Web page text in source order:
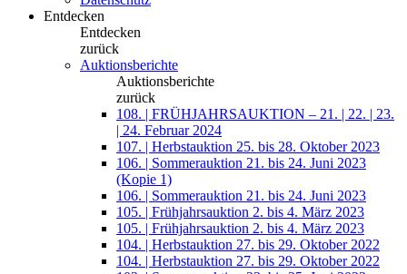
Entdecken
Entdecken
zurück
Auktionsberichte
Auktionsberichte
zurück
108. | FRÜHJAHRSAUKTION – 21. | 22. | 23.
| 24. Februar 2024
107. | Herbstauktion 25. bis 28. Oktober 2023
106. | Sommerauktion 21. bis 24. Juni 2023
(Kopie 1)
106. | Sommerauktion 21. bis 24. Juni 2023
105. | Frühjahrsauktion 2. bis 4. März 2023
105. | Frühjahrsauktion 2. bis 4. März 2023
104. | Herbstauktion 27. bis 29. Oktober 2022
104. | Herbstauktion 27. bis 29. Oktober 2022